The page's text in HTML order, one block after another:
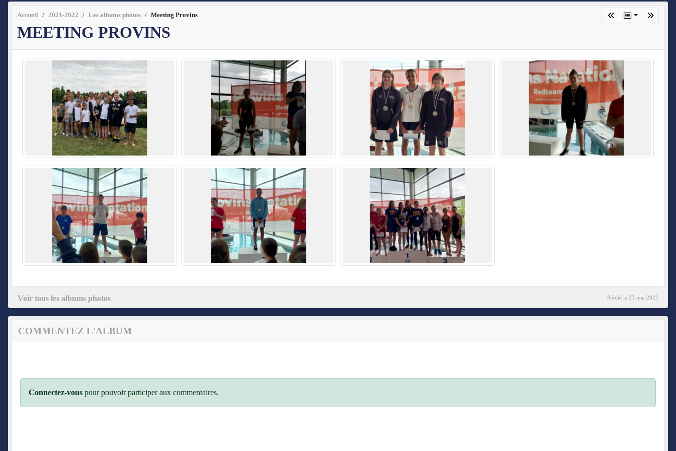
Accueil 2021-2022 Les albums photos Meeting Provins
MEETING PROVINS
Voir tous les albums photos Publié le 23 mai 2022
COMMENTEZ L'ALBUM
Connectez-vous pour pouvoir participer aux commentaires.